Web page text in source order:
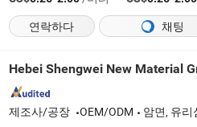
연락하다
채팅
Hebei Shengwei New Material
제조사/공장 OEM/ODM 암면, 유리